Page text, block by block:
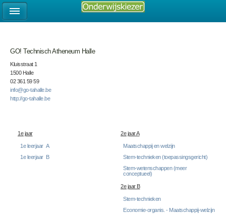
GO! Technisch Atheneum Halle
Kluisstraat 1
1500 Halle
02 361 59 59
info@go-tahalle.be
http://go-tahalle.be
1e jaar
1e leerjaar A
1e leerjaar B
2e jaar A
Maatschappij en welzijn
Stem-technieken (toepassingsgericht)
Stem-wetenschappen (meer
conceptueel)
2e jaar B
Stem-technieken
Economie-organis. - Maatschappij-welzijn